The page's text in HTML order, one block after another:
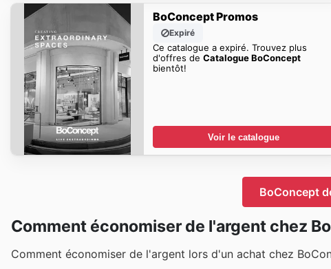
BoConcept Promos
Expiré
Ce catalogue a expiré. Trouvez plus
d'offres de Catalogue BoConcept
bientôt!
Voir le catalogue
BoConcept
Comment économiser de l'argent chez
Comment économiser de l'argent lors d'un achat chez